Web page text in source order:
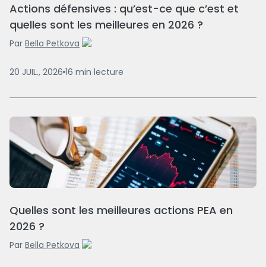
Actions défensives : qu’est-ce que c’est et
quelles sont les meilleures en 2026 ?
Par Bella Petkova
20 JUIL., 2026 16 min lecture
Quelles sont les meilleures actions PEA en
2026 ?
Par Bella Petkova